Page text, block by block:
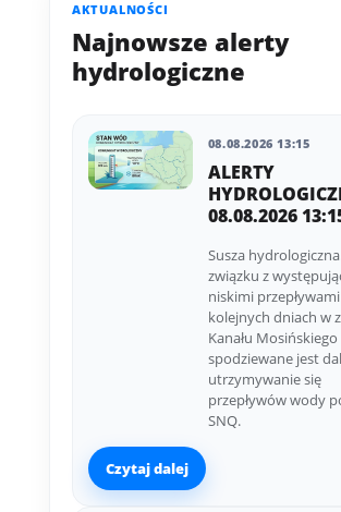
AKTUALNOŚCI
Najnowsze alerty
hydrologiczne
08.08.2026 13:15
ALERTY
08.08.2026
Susza
związku z
niskimi
kolejnych dniach w
Kanału Mosińskiego
spodziewane jest
utrzymywanie się
przepływów wody
SNQ.
Czytaj dalej